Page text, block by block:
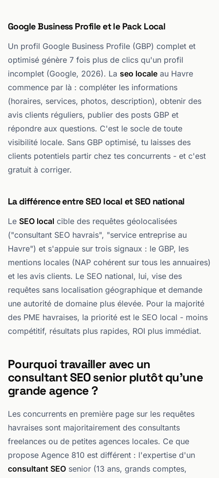
Google Business Profile et le Pack Local
Un profil Google Business Profile (GBP) complet et
optimisé génère 7 fois plus de clics qu'un profil
incomplet (Google, 2026). La seo locale au Havre
commence par là : compléter les informations
(horaires, services, photos, description), obtenir des
avis clients réguliers, publier des posts GBP et
répondre aux questions. C'est le socle de toute
visibilité locale. Sans GBP optimisé, tu laisses des
clients potentiels partir chez tes concurrents - et c'est
gratuit à corriger.
La différence entre SEO local et SEO national
Le SEO local cible des requêtes géolocalisées
("consultant SEO havrais", "service entreprise au
Havre") et s'appuie sur trois signaux : le GBP, les
mentions locales (NAP cohérent sur tous les annuaires)
et les avis clients. Le SEO national, lui, vise des
requêtes sans localisation géographique et demande
une autorité de domaine plus élevée. Pour la majorité
des PME havraises, la priorité est le SEO local - moins
compétitif, résultats plus rapides, ROI plus immédiat.
Pourquoi travailler avec un
consultant SEO senior plutôt qu'une
grande agence ?
Les concurrents en première page sur les requêtes
havraises sont majoritairement des consultants
freelances ou de petites agences locales. Ce que
propose Agence 810 est différent : l'expertise d'un
consultant SEO senior (13 ans, grands comptes,